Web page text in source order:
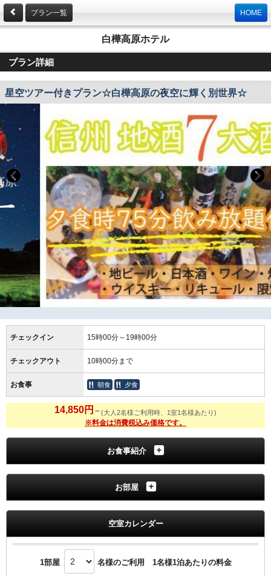
プラン一覧 HOME
白樺高原ホテル
プラン詳細
星空ツアー付きプラン☆白樺高原の夜空に輝く別世界☆
チェックイン 15時00分～19時00分
チェックアウト 10時00分まで
お食事 朝食 夕食
14,850円 ～(大人2名様ご利用時、1室1名様あたり)
※料金は消費税込み価格です。
お食事紹介
お部屋
空室カレンダー
1部屋 名様のご利用 1名様1泊あたりの料金